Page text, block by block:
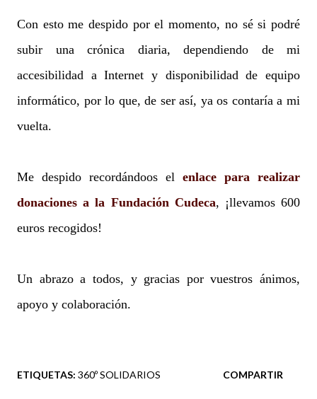
Con esto me despido por el momento, no sé si podré
subir una crónica diaria, dependiendo de mi
accesibilidad a Internet y disponibilidad de equipo
informático, por lo que, de ser así, ya os contaría a mi
vuelta.
Me despido recordándoos el enlace para realizar
donaciones a la Fundación Cudeca, ¡llevamos 600
euros recogidos!
Un abrazo a todos, y gracias por vuestros ánimos,
apoyo y colaboración.
ETIQUETAS: 360º SOLIDARIOS COMPARTIR